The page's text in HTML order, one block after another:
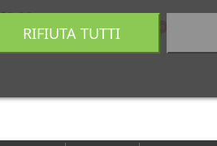
0,00 €
RIFIUTA TUTTI